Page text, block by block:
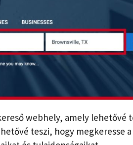
webhely, amely lehetővé
teszi, hogy megkeresse